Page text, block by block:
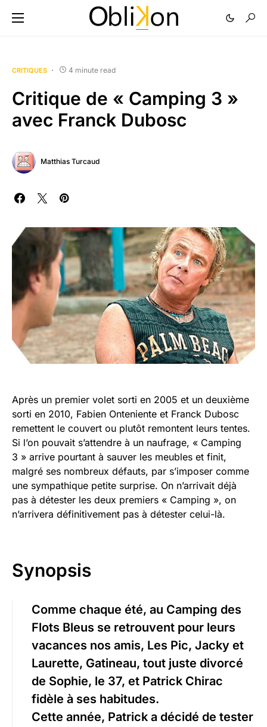
CRITIQUES 4 minute read
Critique de « Camping 3 »
avec Franck Dubosc
Matthias Turcaud
Après un premier volet sorti en 2005 et un deuxième
sorti en 2010, Fabien Onteniente et Franck Dubosc
remettent le couvert ou plutôt remontent leurs tentes.
Si l’on pouvait s’attendre à un naufrage, « Camping
3 » arrive pourtant à sauver les meubles et finit,
malgré ses nombreux défauts, par s’imposer comme
une sympathique petite surprise. On n’arrivait déjà
pas à détester les deux premiers « Camping », on
n’arrivera définitivement pas à détester celui-là.
Synopsis
Comme chaque été, au Camping des
Flots Bleus se retrouvent pour leurs
vacances nos amis, Les Pic, Jacky et
Laurette, Gatineau, tout juste divorcé
de Sophie, le 37, et Patrick Chirac
fidèle à ses habitudes.
Cette année, Patrick a décidé de tester